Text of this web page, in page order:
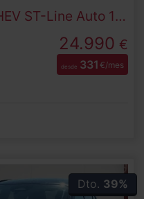
2.5 Duratec PHEV ST-Line Auto 178 kW (243 CV)
24.990 €
desde 331 €/mes
Dto. 39%